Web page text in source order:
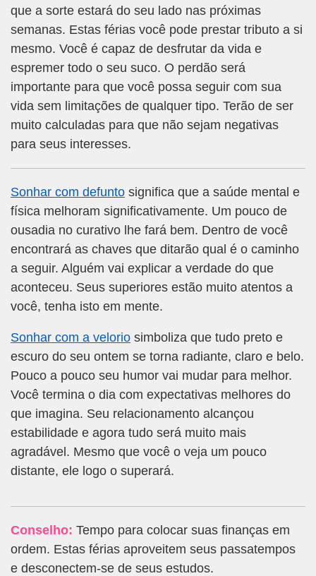
que a sorte estará do seu lado nas próximas
semanas. Estas férias você pode prestar tributo a si
mesmo. Você é capaz de desfrutar da vida e
espremer todo o seu suco. O perdão será
importante para que você possa seguir com sua
vida sem limitações de qualquer tipo. Terão de ser
muito calculadas para que não sejam negativas
para seus interesses.
Sonhar com defunto significa que a saúde mental e
física melhoram significativamente. Um pouco de
ousadia no curativo lhe fará bem. Dentro de você
encontrará as chaves que ditarão qual é o caminho
a seguir. Alguém vai explicar a verdade do que
aconteceu. Seus superiores estão muito atentos a
você, tenha isto em mente.
Sonhar com a velorio simboliza que tudo preto e
escuro do seu ontem se torna radiante, claro e belo.
Pouco a pouco seu humor vai mudar para melhor.
Você termina o dia com expectativas melhores do
que imagina. Seu relacionamento alcançou
estabilidade e agora tudo será muito mais
agradável. Mesmo que você o veja um pouco
distante, ele logo o superará.
Conselho: Tempo para colocar suas finanças em
ordem. Estas férias aproveitem seus passatempos
e desconectem-se de seus estudos.